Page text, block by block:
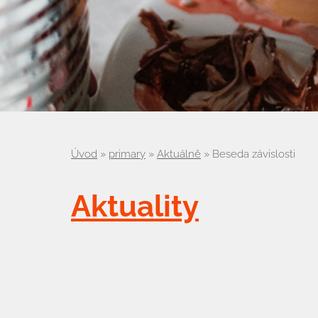
Úvod » primary » Aktuálně » Beseda závislosti
Aktuality